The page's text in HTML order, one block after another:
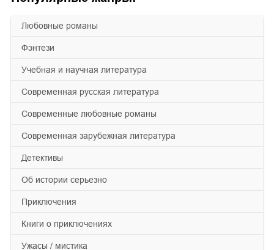
любовные романы
фэнтези
учебная и научная литература
современная русская литература
современные любовные романы
современная зарубежная литература
детективы
об истории серьезно
приключения
книги о приключениях
ужасы / мистика